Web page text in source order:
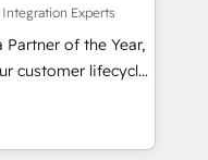
の一元化から、
Hub統合運用、デー
合に対応します。
移行を設計・実装。
携させ、役割定義・
Experts
of the Year,
customer lifecycle
ecosystem
(AI &
(Paid Media),